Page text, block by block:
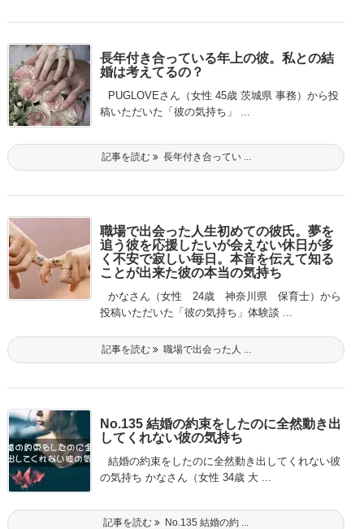
長年付き合っている年上の彼。私との結
婚は考えてるの？
PUGLOVEさん（女性 45歳 茨城県 事務）から投
稿いただいた「彼の気持ち」 ...
記事を読む 長年付き合ってい ...
職場で出会った人生初めての彼氏。夢を
追う彼を応援したいが会えない休日が多
く不安で寂しい毎日。本音を伝えて知る
ことが出来た彼の本当の気持ち
かなさん（女性 24歳 神奈川県 保育士）から
投稿いただいた「彼の気持ち」体験談 ...
記事を読む 職場で出会った人 ...
No.135 結婚の約束をしたのに全然動き出
してくれない彼の気持ち
結婚の約束をしたのに全然動き出してくれない彼
の気持ち かなさん（女性 34歳 大 ...
記事を読む No.135 結婚の約 ...